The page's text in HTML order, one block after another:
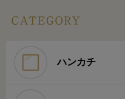
ハンカチ